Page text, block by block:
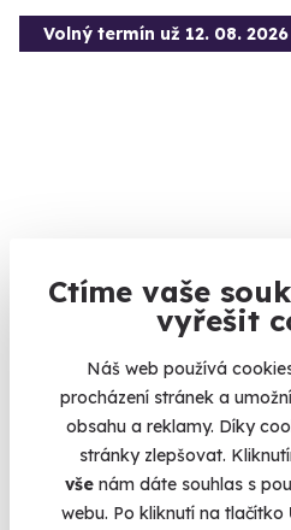
Ctíme vaše
vyřešit
Náš web používá
procházení stránek a
obsahu a reklamy. Díky
stránky zlepšovat.
vše nám dáte souhlas s
webu. Po kliknutí na tlačítko
Volný termín už 12. 08. 2026
Zážitková střelba pro
Připravte se na nálož 80 nábojů.
(+ 28 dalších lokalit)
1 999 Kč